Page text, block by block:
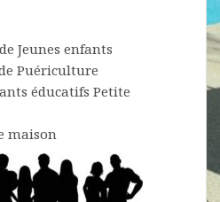
Jeunes enfants
Puériculture
éducatifs Petite
maison